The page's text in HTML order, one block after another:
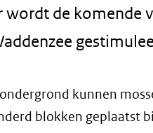
wordt de komende
kunnen
blokken geplaatst